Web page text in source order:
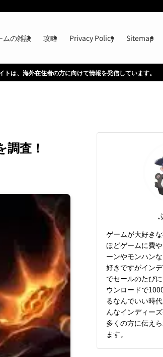
ムの雑談 攻略 Privacy Policy Sitemap
に向けて情報を発信しています。
査！
ゲームが大好き
ほどゲームに費
ーンやモンハン
好きですがイン
でセールのたび
ウンロードで
るなんでいい時
んなインディー
多くの方に伝え
ます。